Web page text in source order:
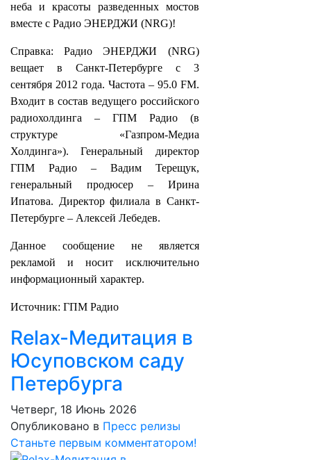
неба и красоты разведенных мостов
вместе с Радио ЭНЕРДЖИ (NRG)!
Справка: Радио ЭНЕРДЖИ (NRG)
вещает в Санкт-Петербурге с 3
сентября 2012 года. Частота – 95.0 FM.
Входит в состав ведущего российского
радиохолдинга – ГПМ Радио (в
структуре «Газпром-Медиа
Холдинга»). Генеральный директор
ГПМ Радио – Вадим Терещук,
генеральный продюсер – Ирина
Ипатова. Директор филиала в Санкт-
Петербурге – Алексей Лебедев.
Данное сообщение не является
рекламой и носит исключительно
информационный характер.
Источник: ГПМ Радио
Relax-Медитация в
Юсуповском саду
Петербурга
Четверг, 18 Июнь 2026
Опубликовано в Пресс релизы
Станьте первым комментатором!